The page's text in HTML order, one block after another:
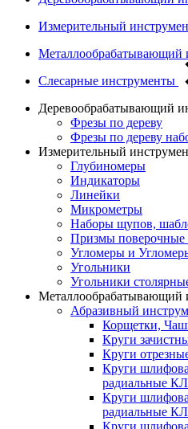
Измерительный
Металлообрабатывающий
Слесарные инструменты
Деревообрабатывающий
Фрезы по дереву
Фрезы по дереву
Измерительный
Глубиномеры
Индикаторы
Линейки
Микрометры
Наборы щупов,
Призмы поверочные
Угломеры и
Угольники
Угольники
Металлообрабатывающий
Абразивный
Корщетки,
Круги
Круги
Круги
радиальные КЛ
Круги
радиальные
Круги